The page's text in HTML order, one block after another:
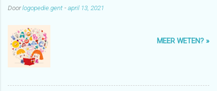
Doorlogopedie.gent -april 13, 2021
MEER WETEN? »